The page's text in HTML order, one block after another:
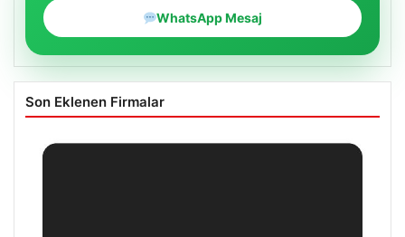
WhatsApp Mesaj
Son Eklenen Firmalar